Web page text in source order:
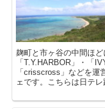
麹町と市ヶ谷の中間ほど
「T.Y.HARBOR」・「
「crisscross」などを
ェです。こちらは日テ